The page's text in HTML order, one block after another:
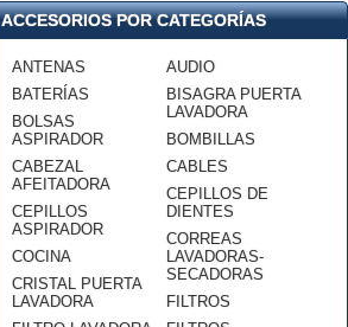
ACCESORIOS POR CATEGORÍAS
ANTENAS
BATERÍAS
BOLSAS
ASPIRADOR
CABEZAL
AFEITADORA
CEPILLOS
ASPIRADOR
COCINA
CRISTAL PUERTA
LAVADORA
AUDIO
BISAGRA PUERTA
LAVADORA
BOMBILLAS
CABLES
CEPILLOS DE
DIENTES
CORREAS
LAVADORAS-
SECADORAS
FILTROS